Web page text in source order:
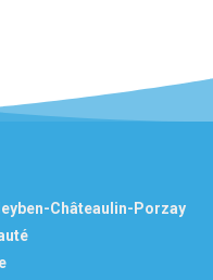
Châteaulin-Porzay